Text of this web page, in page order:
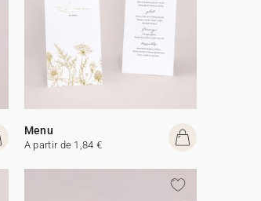
Menu
A partir de 1,84 €